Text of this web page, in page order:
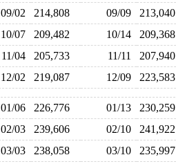
09/02 214,808 09/09
10/07 209,482 10/14
11/04 205,733 11/11
12/02 219,087 12/09
01/06 226,776 01/13
02/03 239,606 02/10
03/03 238,058 03/10